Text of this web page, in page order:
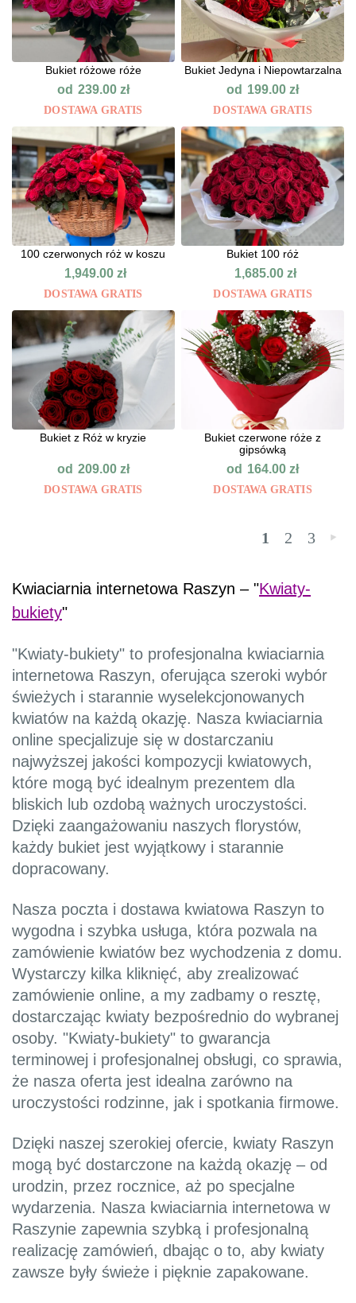
Bukiet różowe róże
od 239.00 zł
DOSTAWA GRATIS
Bukiet Jedyna i Niepowtarzalna
od 199.00zł
DOSTAWA GRATIS
100 czerwonych róż w koszu
1,949.00zł
DOSTAWA GRATIS
Bukiet 100 róż
1,685.00 zł
DOSTAWA GRATIS
Bukiet z Róż w kryzie
od 209.00 zł
DOSTAWA GRATIS
Bukiet czerwone róże z
gipsówką
od 164.00zł
DOSTAWA GRATIS
1 2 3 »
Kwiaciarnia internetowa Raszyn – "Kwiaty-
bukiety"
"Kwiaty-bukiety" to profesjonalna kwiaciarnia
internetowa Raszyn, oferująca szeroki wybór
świeżych i starannie wyselekcjonowanych
kwiatów na każdą okazję. Nasza kwiaciarnia
online specjalizuje się w dostarczaniu
najwyższej jakości kompozycji kwiatowych,
które mogą być idealnym prezentem dla
bliskich lub ozdobą ważnych uroczystości.
Dzięki zaangażowaniu naszych florystów,
każdy bukiet jest wyjątkowy i starannie
dopracowany.
Nasza poczta i dostawa kwiatowa Raszyn to
wygodna i szybka usługa, która pozwala na
zamówienie kwiatów bez wychodzenia z domu.
Wystarczy kilka kliknięć, aby zrealizować
zamówienie online, a my zadbamy o resztę,
dostarczając kwiaty bezpośrednio do wybranej
osoby. "Kwiaty-bukiety" to gwarancja
terminowej i profesjonalnej obsługi, co sprawia,
że nasza oferta jest idealna zarówno na
uroczystości rodzinne, jak i spotkania firmowe.
Dzięki naszej szerokiej ofercie, kwiaty Raszyn
mogą być dostarczone na każdą okazję – od
urodzin, przez rocznice, aż po specjalne
wydarzenia. Nasza kwiaciarnia internetowa w
Raszynie zapewnia szybką i profesjonalną
realizację zamówień, dbając o to, aby kwiaty
zawsze były świeże i pięknie zapakowane.